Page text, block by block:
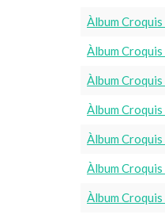
Àlbum
Àlbum
Àlbum
Àlbum
Àlbum
Àlbum
Àlbum